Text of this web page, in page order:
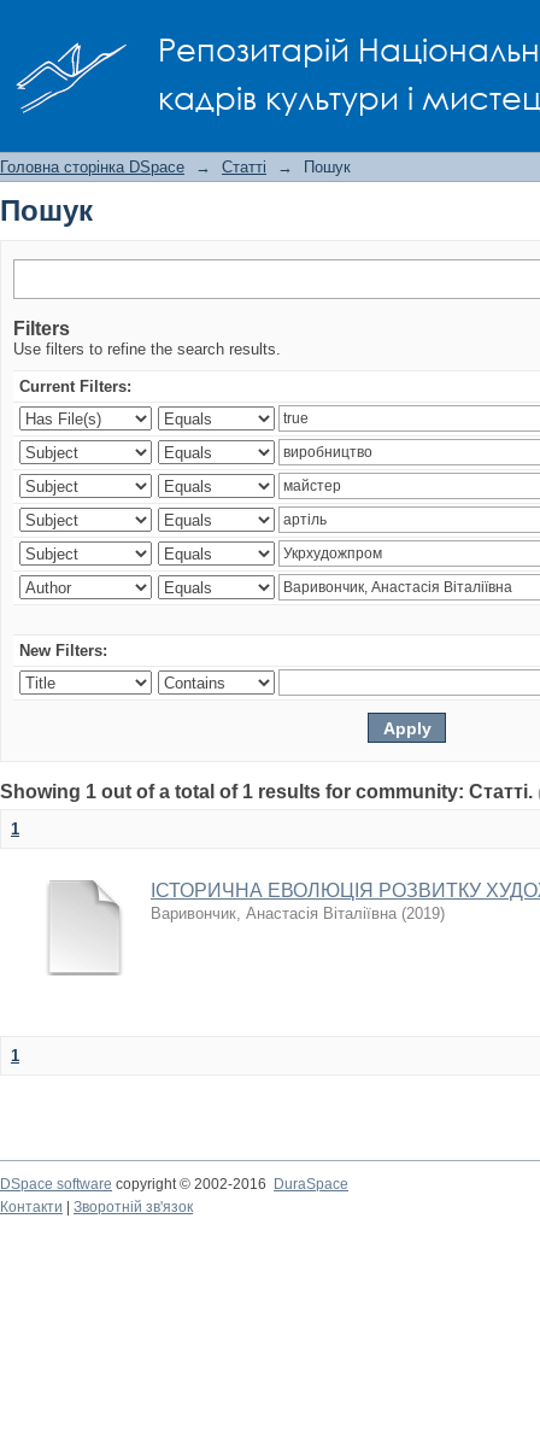
Репозитарій
кадрів культури і
Головна сторінка DSpace → Статті → Пошук
Пошук
Filters
Use filters to refine the search results.
Current Filters:
New Filters:
Showing 1 out of a total of 1 results for community: Статті.
1
ІСТОРИЧНА ЕВОЛЮЦІЯ РОЗВИТКУ
Варивончик, Анастасія Віталіївна (2019)
1
DSpace software copyright © 2002-2016
DuraSpace
Контакти
Зворотній зв'язок